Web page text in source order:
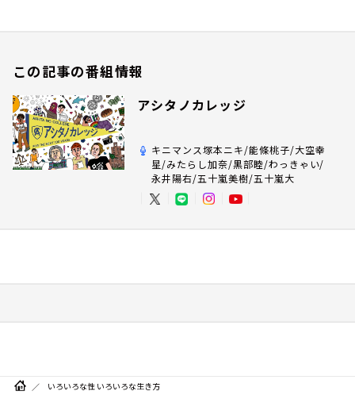
この記事の番組情報
アシタノカレッジ
キニマンス塚本ニキ/能條桃子/大空幸
星/みたらし加奈/黒部睦/わっきゃい/
永井陽右/五十嵐美樹/五十嵐大
いろいろな性 いろいろな生き方